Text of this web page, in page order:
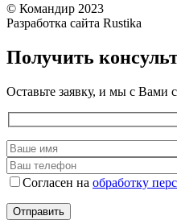
© Командир 2023
Разработка сайта Rustika
Получить
Оставьте заявку, и мы с Вами
Согласен на обработку